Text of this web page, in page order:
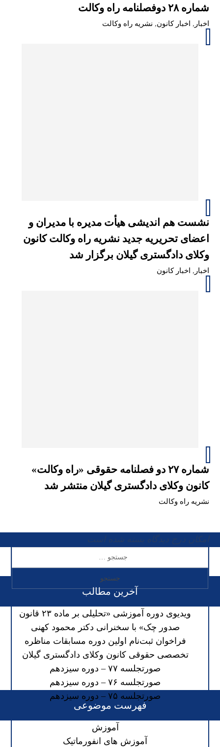
شماره ۲۸ دوفصلنامه راه وکالت
اخبار , اخبار کانون, نشریه راه وکالت
نشست هم اندیشی هیأت مدیره با مدیران و
اعضای تحریریه جدید نشریه راه وکالت کانون
وکلای دادگستری گیلان برگزار شد
اخبار , اخبار کانون
شماره ۲۷ دو فصلنامه حقوقی «راه وکالت»
کانون وکلای دادگستری گیلان منتشر شد
نشریه راه وکالت
آخرین مطالب
ویدیوی دوره آموزشی «تحلیلی بر ماده ۲۳ قانون
صدور چک» با سخنرانی دکتر محمود کهنی
فراخوان ثبت‌نام اولین دوره مسابقات مناظره
تخصصی حقوقی کانون وکلای دادگستری گیلان
صورتجلسه ۷۷ – دوره سیزدهم
صورتجلسه ۷۶ – دوره سیزدهم
صورتجلسه ۷۵ – دوره سیزدهم
فهرست موضوعی
آموزش
آموزش های انفورماتیک